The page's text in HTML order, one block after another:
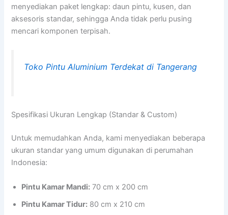
menyediakan paket lengkap: daun pintu, kusen, dan
aksesoris standar, sehingga Anda tidak perlu pusing
mencari komponen terpisah.
Toko Pintu Aluminium Terdekat di Tangerang
Spesifikasi Ukuran Lengkap (Standar & Custom)
Untuk memudahkan Anda, kami menyediakan beberapa
ukuran standar yang umum digunakan di perumahan
Indonesia:
Pintu Kamar Mandi: 70 cm x 200 cm
Pintu Kamar Tidur: 80 cm x 210 cm